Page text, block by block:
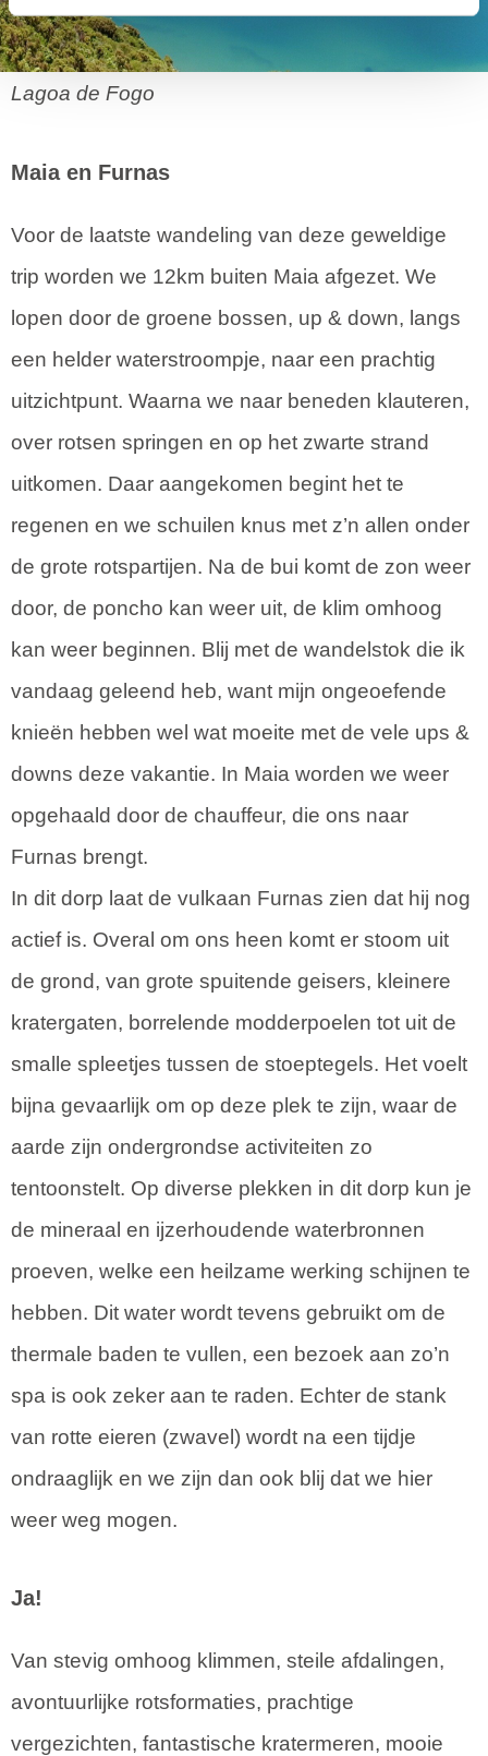
Lagoa de Fogo
Maia en Furnas
Voor de laatste wandeling van deze geweldige
trip worden we 12km buiten Maia afgezet. We
lopen door de groene bossen, up & down, langs
een helder waterstroompje, naar een prachtig
uitzichtpunt. Waarna we naar beneden klauteren,
over rotsen springen en op het zwarte strand
uitkomen. Daar aangekomen begint het te
regenen en we schuilen knus met z’n allen onder
de grote rotspartijen. Na de bui komt de zon weer
door, de poncho kan weer uit, de klim omhoog
kan weer beginnen. Blij met de wandelstok die ik
vandaag geleend heb, want mijn ongeoefende
knieën hebben wel wat moeite met de vele ups &
downs deze vakantie. In Maia worden we weer
opgehaald door de chauffeur, die ons naar
Furnas brengt.
In dit dorp laat de vulkaan Furnas zien dat hij nog
actief is. Overal om ons heen komt er stoom uit
de grond, van grote spuitende geisers, kleinere
kratergaten, borrelende modderpoelen tot uit de
smalle spleetjes tussen de stoeptegels. Het voelt
bijna gevaarlijk om op deze plek te zijn, waar de
aarde zijn ondergrondse activiteiten zo
tentoonstelt. Op diverse plekken in dit dorp kun je
de mineraal en ijzerhoudende waterbronnen
proeven, welke een heilzame werking schijnen te
hebben. Dit water wordt tevens gebruikt om de
thermale baden te vullen, een bezoek aan zo’n
spa is ook zeker aan te raden. Echter de stank
van rotte eieren (zwavel) wordt na een tijdje
ondraaglijk en we zijn dan ook blij dat we hier
weer weg mogen.
Ja!
Van stevig omhoog klimmen, steile afdalingen,
avontuurlijke rotsformaties, prachtige
vergezichten, fantastische kratermeren, mooie